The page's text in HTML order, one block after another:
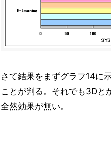
さて結果をまずグラフ14に
ことが判る。それでも3D
全然効果が無い。